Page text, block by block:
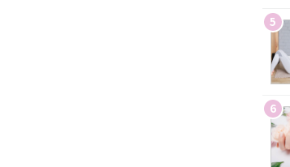
5
6